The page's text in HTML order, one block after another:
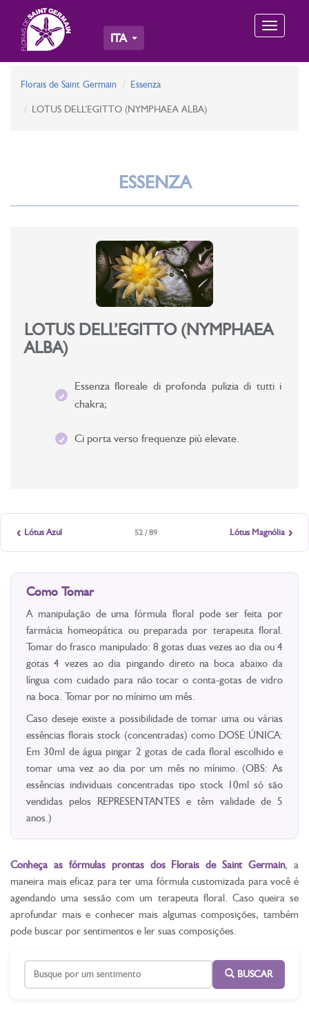
Toggle
ITA
Florais de Saint Germain Essenza
LOTUS DELL’EGITTO (NYMPHAEA ALBA)
ESSENZA
LOTUS DELL’EGITTO (NYMPHAEA
ALBA)
Essenza floreale di profonda pulizia di tutti i
chakra;
Ci porta verso frequenze più elevate.
‹ Lótus Azul 52 / 89 Lótus Magnólia ›
Como Tomar
A manipulação de uma fórmula floral pode ser feita por
farmácia homeopática ou preparada por terapeuta floral.
Tomar do frasco manipulado: 8 gotas duas vezes ao dia ou 4
gotas 4 vezes ao dia pingando direto na boca abaixo da
língua com cuidado para não tocar o conta-gotas de vidro
na boca. Tomar por no mínimo um mês.
Caso deseje existe a possibilidade de tomar uma ou várias
essências florais stock (concentradas) como DOSE ÚNICA:
Em 30ml de água pingar 2 gotas de cada floral escolhido e
tomar uma vez ao dia por um mês no mínimo. (OBS: As
essências individuais concentradas tipo stock 10ml só são
vendidas pelos REPRESENTANTES e têm validade de 5
anos.)
Conheça as fórmulas prontas dos Florais de Saint Germain, a
maneira mais eficaz para ter uma fórmula customizada para você é
agendando uma sessão com um terapeuta floral. Caso queira se
aprofundar mais e conhecer mais algumas composições, também
pode buscar por sentimentos e ler suas composições.
BUSCAR